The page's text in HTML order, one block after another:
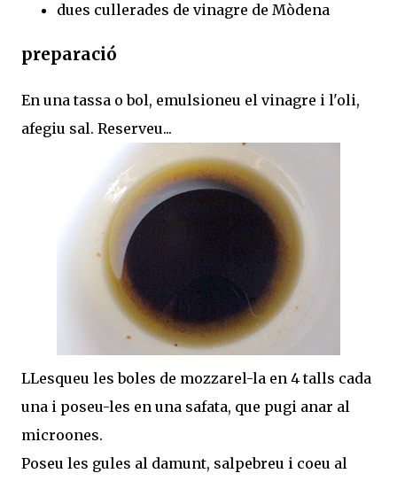
dues cullerades de vinagre de Mòdena
preparació
En una tassa o bol, emulsioneu el vinagre i l'oli,
afegiu sal. Reserveu...
LLesqueu les boles de mozzarel-la en 4 talls cada
una i poseu-les en una safata, que pugi anar al
microones.
Poseu les gules al damunt, salpebreu i coeu al